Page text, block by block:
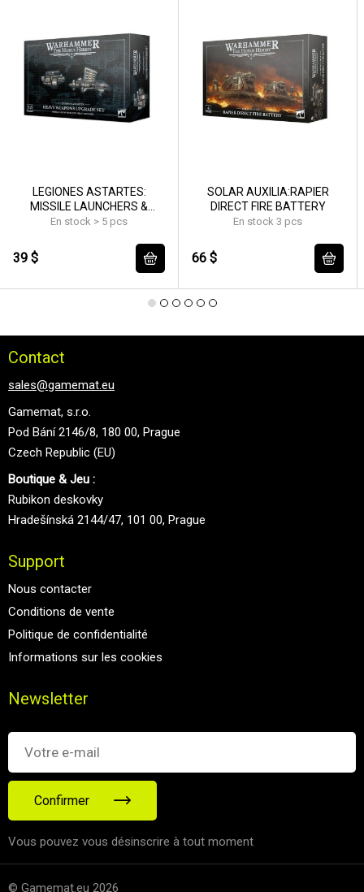
LEGIONES ASTARTES:
MISSILE LAUNCHERS &
HEAVY BOLTERS
En stock > 5 pcs
39 $
SOLAR AUXILIA:RAPIER
DIRECT FIRE BATTERY
En stock 3 pcs
66 $
Contact
sales@gamemat.eu
Gamemat, s.r.o.
Pod Bání 2146/8, 180 00, Prague
Czech Republic (EU)
Boutique & Jeu :
Rubikon deskovky
Hradešínská 2144/47, 101 00, Prague
Support
Nous contacter
Conditions de vente
Politique de confidentialité
Informations sur les cookies
Newsletter
Confirmer
Vous pouvez vous désinscrire à tout moment
© Gamemat.eu 2026